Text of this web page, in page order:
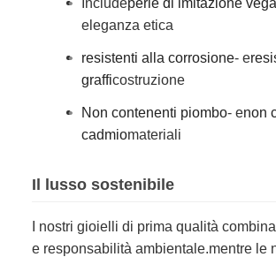
eleganza etica
resistenti alla corrosione- e
grafficostruzione
Non contenenti piombo- enon
cadmiomateriali
Il lusso sostenibile
I nostri gioielli di prima qualità
e responsabilità ambientale.mentre le